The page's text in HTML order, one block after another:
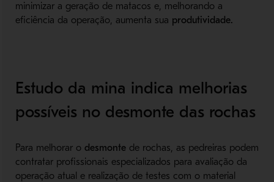
minimizar a geração de matacos e, melhorando a
eficiência da operação, aumenta sua produtividade.
Estudo da mina indica melhorias
possíveis no desmonte das rochas
Para melhorar o desmontede rochas, as pedreiras podem
contratar profissionais especializados para avaliação da
operação atual e realização de testes com o material